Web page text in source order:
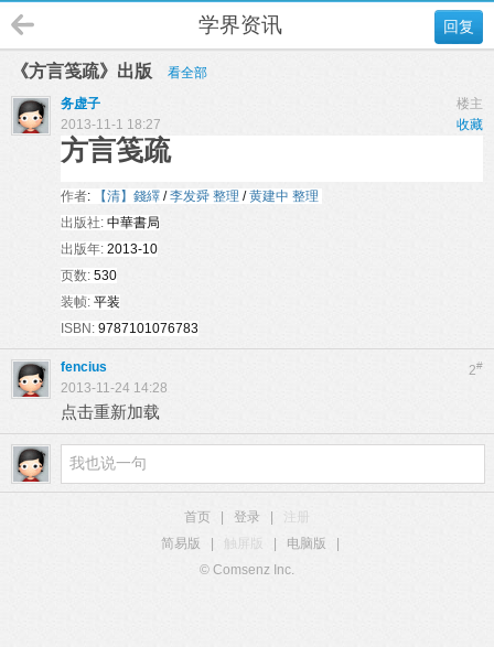
回复
学界资讯
《方言笺疏》出版
看全部
楼主
务虚子
收藏
2013-11-1 18:27
方言笺疏
作者: 【清】錢繹 / 李发舜 整理 / 黄建中 整理
出版社: 中華書局
出版年: 2013-10
页数: 530
装帧: 平装
ISBN: 9787101076783
2#
fencius
2013-11-24 14:28
点击重新加载
首页 登录
简易版
触屏版 电脑版
© Comsenz Inc.